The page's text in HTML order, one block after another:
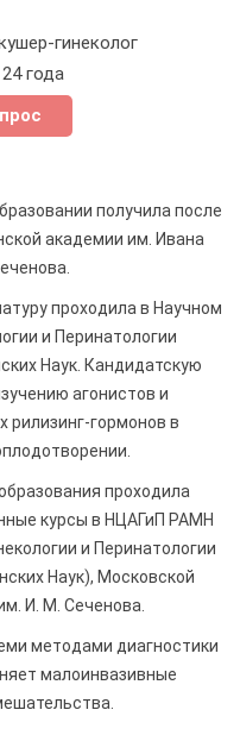
гинеколог
года
получила после
академии им. Ивана
проходила в Научном
и Перинатологии
Наук. Кандидатскую
агонистов и
рилизинг-гормонов в
проходила
курсы в НЦАГиП РАМН
и Перинатологии
Наук), Московской
И. М. Сеченова.
методами диагностики
малоинвазивные